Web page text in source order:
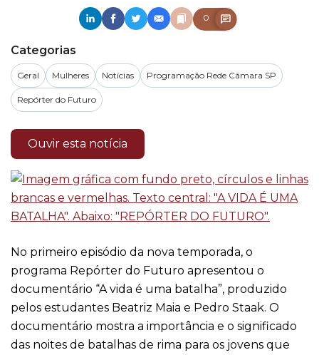
0
Categorias
Geral Mulheres Notícias Programação Rede Câmara SP
Repórter do Futuro
Ouvir esta notícia
No primeiro episódio da nova temporada, o
programa Repórter do Futuro apresentou o
documentário “A vida é uma batalha”, produzido
pelos estudantes Beatriz Maia e Pedro Staak. O
documentário mostra a importância e o significado
das noites de batalhas de rima para os jovens que